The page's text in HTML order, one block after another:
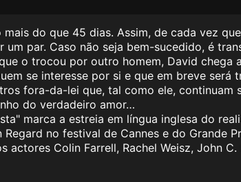
do que 45 dias. Assim, de cada vez
par. Caso não seja bem-sucedido, é
o trocou por outro homem, David chega
se interesse por si e que em breve será
fora-da-lei que, tal como ele, continuam
do verdadeiro amor…
marca a estreia em língua inglesa do
no festival de Cannes e do Grande
Colin Farrell, Rachel Weisz, John